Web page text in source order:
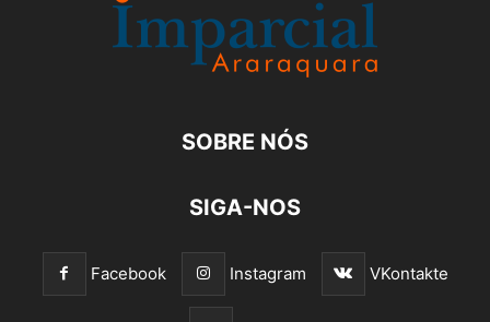
SOBRE NÓS
SIGA-NOS
Facebook Instagram VKontakte